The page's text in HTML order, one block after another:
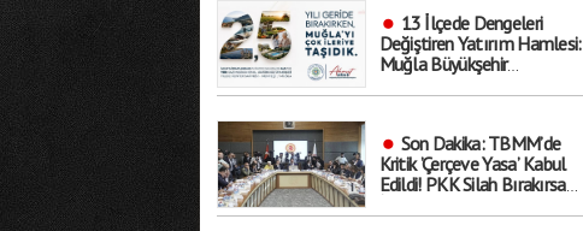
13 İlçede Dengeleri
Değiştiren Yatırım Hamlesi:
Muğla Büyükşehir
Son Dakika: TBMM’de
Kritik ’Çerçeve Yasa’ Kabul
Edildi! PKK Silah Bırakırsa